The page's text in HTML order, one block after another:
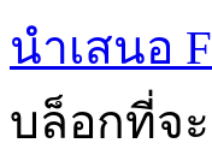
นำเสนอ
บล็อกที่จ